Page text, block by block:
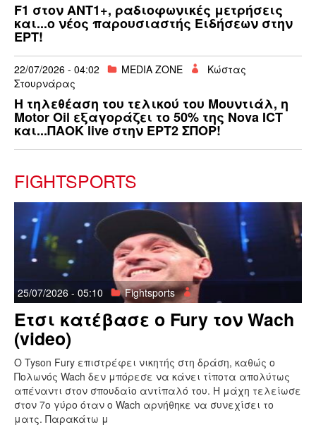
F1 στον ΑΝΤ1+, ραδιοφωνικές μετρήσεις
και...ο νέος παρουσιαστής Ειδήσεων στην
ΕΡΤ!
22/07/2026 - 04:02 MEDIA ZONE
Κώστας
Στουρνάρας
H τηλεθέαση του τελικού του Μουντιάλ, η
Motor Oil εξαγοράζει το 50% της Nova ICT
και...ΠΑΟΚ live στην ΕΡΤ2 ΣΠΟΡ!
FIGHTSPORTS
25/07/2026 - 05:10 Fightsports
Ετσι κατέβασε ο Fury τον Wach
(video)
O Tyson Fury επιστρέφει νικητής στη δράση, καθώς ο
Πολωνός Wach δεν μπόρεσε να κάνει τίποτα απολύτως
απέναντι στον σπουδαίο αντίπαλό του. Η μάχη τελείωσε
στον 7ο γύρο όταν ο Wach αρνήθηκε να συνεχίσει το
ματς. Παρακάτω μ